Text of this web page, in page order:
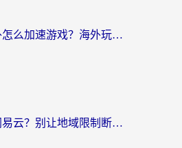
少女前线在国外怎么加速游戏？海外玩家必看的国服游戏畅玩指南
在国外怎么用网易云？别让地域限制断了你的中文歌单——附听书社交定位解决方案